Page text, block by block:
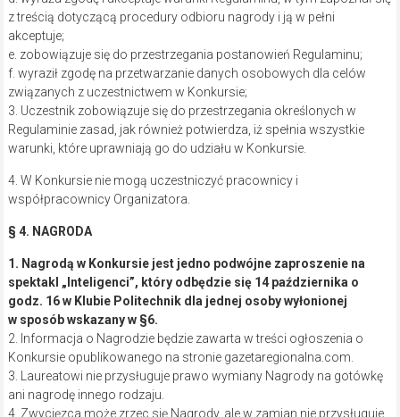
Konkursie opublikowanego na stronie gazetaregionalna.com.
3. Laureatowi nie przysługuje prawo wymiany Nagrody na gotówkę
ani nagrodę innego rodzaju.
4. Zwycięzca może zrzec się Nagrody, ale w zamian nie przysługuje
mu ekwiwalent pieniężny ani jakakolwiek inna nagroda.
§ 5. ZASADY UCZESTNICTWA W KONKURSIE
1. Zadaniem Uczestnika Konkursu jest:
stronie gazetaregionalna.com. Jest ono następujące:
konkursy@gazetaregionalna.com, w tytule podając “Inteligenci”, a w
treści swoje imię i nazwisko. Zadanie należy wykonać w terminie od
od 9 października od godz. 9 do 10 października do godz. 9.
1. Warunkiem uczestnictwa w Konkursie jest poprawne wykonanie
wszystkich zadań opisanych w § 5. ust. 1 Regulaminu.
2. O przyznaniu nagrody decyduje Organizator w drodze analizy
poprawności wykonania zadań opisanych w § 5. ust. 1 Regulaminu